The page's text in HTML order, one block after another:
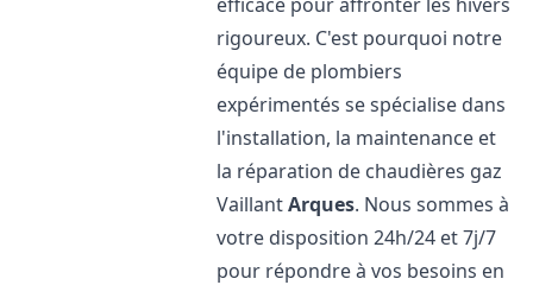
rigoureux. C'est pourquoi notre
équipe de plombiers
expérimentés se spécialise dans
l'installation, la maintenance et
la réparation de chaudières gaz
VaillantArques. Nous sommes à
votre disposition 24h/24 et 7j/7
pour répondre à vos besoins en